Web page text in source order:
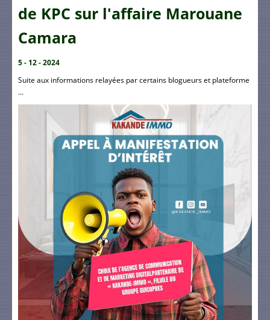
de KPC sur l'affaire Marouane
Camara
5 - 12 - 2024
Suite aux informations relayées par certains blogueurs et plateforme
...